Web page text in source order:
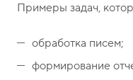
Примеры задач,
обработка писем;
формирование